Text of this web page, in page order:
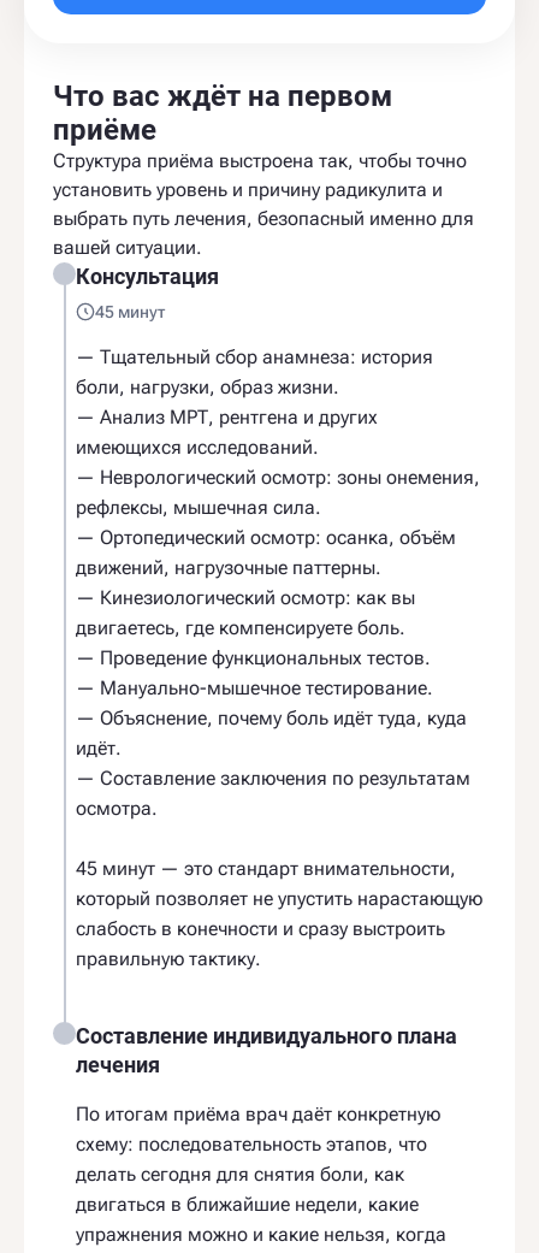
Что вас ждёт на первом
приёме
Структура приёма выстроена так, чтобы точно
установить уровень и причину радикулита и
выбрать путь лечения, безопасный именно для
вашей ситуации.
Консультация
45 минут
— Тщательный сбор анамнеза: история
боли, нагрузки, образ жизни.
— Анализ МРТ, рентгена и других
имеющихся исследований.
— Неврологический осмотр: зоны онемения,
рефлексы, мышечная сила.
— Ортопедический осмотр: осанка, объём
движений, нагрузочные паттерны.
— Кинезиологический осмотр: как вы
двигаетесь, где компенсируете боль.
— Проведение функциональных тестов.
— Мануально-мышечное тестирование.
— Объяснение, почему боль идёт туда, куда
идёт.
— Составление заключения по результатам
осмотра.
45 минут — это стандарт внимательности,
который позволяет не упустить нарастающую
слабость в конечности и сразу выстроить
правильную тактику.
Составление индивидуального плана
лечения
По итогам приёма врач даёт конкретную
схему: последовательность этапов, что
делать сегодня для снятия боли, как
двигаться в ближайшие недели, какие
упражнения можно и какие нельзя, когда